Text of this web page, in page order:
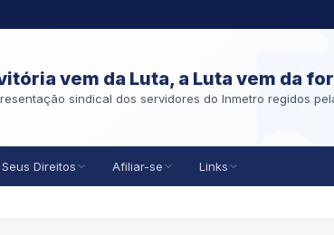
vem da Luta, a Luta vem da
sindical dos servidores do Inmetro regidos
Seus Direitos Afiliar-se Links